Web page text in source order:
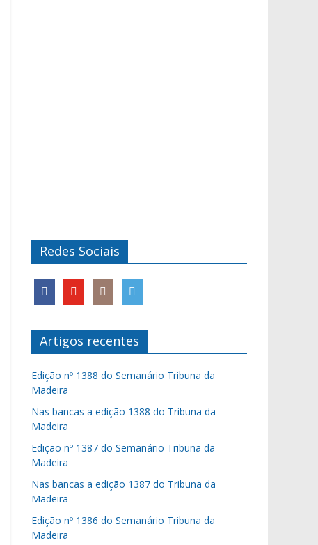
Redes Sociais
Artigos recentes
Edição nº 1388 do Semanário Tribuna da
Madeira
Nas bancas a edição 1388 do Tribuna da
Madeira
Edição nº 1387 do Semanário Tribuna da
Madeira
Nas bancas a edição 1387 do Tribuna da
Madeira
Edição nº 1386 do Semanário Tribuna da
Madeira